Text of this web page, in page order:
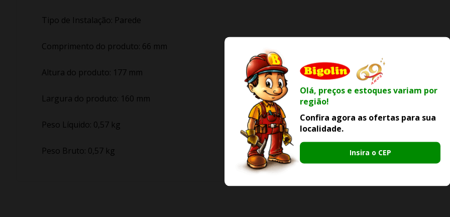
Olá, preços e estoques variam por
região!
Confira agora as ofertas para sua
localidade.
Insira o CEP
Tipo de Instalação: Parede
Comprimento do produto: 66 mm
Altura do produto: 177 mm
Largura do produto: 160 mm
Peso Líquido: 0,57 kg
Peso Bruto: 0,57 kg